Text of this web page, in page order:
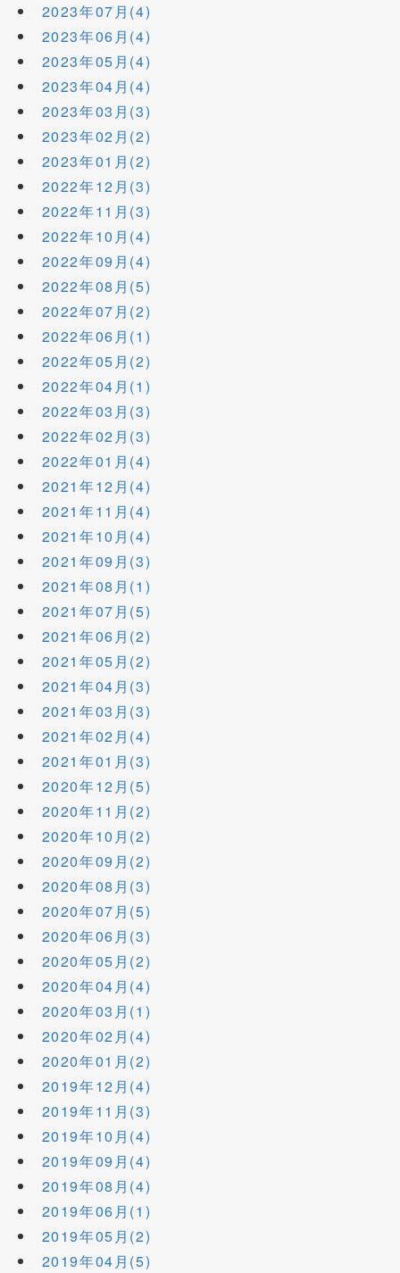
2023年07月(4)
2023年06月(4)
2023年05月(4)
2023年04月(4)
2023年03月(3)
2023年02月(2)
2023年01月(2)
2022年12月(3)
2022年11月(3)
2022年10月(4)
2022年09月(4)
2022年08月(5)
2022年07月(2)
2022年06月(1)
2022年05月(2)
2022年04月(1)
2022年03月(3)
2022年02月(3)
2022年01月(4)
2021年12月(4)
2021年11月(4)
2021年10月(4)
2021年09月(3)
2021年08月(1)
2021年07月(5)
2021年06月(2)
2021年05月(2)
2021年04月(3)
2021年03月(3)
2021年02月(4)
2021年01月(3)
2020年12月(5)
2020年11月(2)
2020年10月(2)
2020年09月(2)
2020年08月(3)
2020年07月(5)
2020年06月(3)
2020年05月(2)
2020年04月(4)
2020年03月(1)
2020年02月(4)
2020年01月(2)
2019年12月(4)
2019年11月(3)
2019年10月(4)
2019年09月(4)
2019年08月(4)
2019年06月(1)
2019年05月(2)
2019年04月(5)